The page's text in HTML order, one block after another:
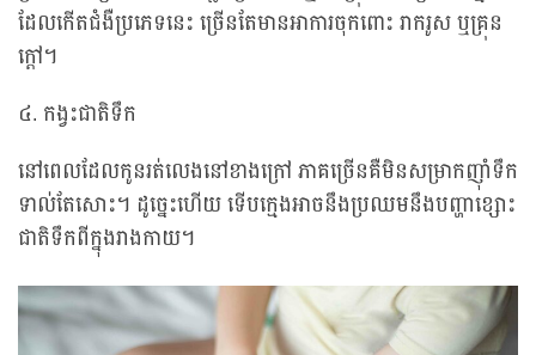
ដែលកើតជំងឺប្រភេទនេះ ច្រើនតែមានអាការចុកពោះ រាករូស ឬគ្រុន
ក្តៅ។
៤. កង្វះជាតិទឹក
នៅពេលដែលកូនរត់លេងនៅខាងក្រៅ ភាគច្រើនគឺមិនសម្រាកញ៉ាំទឹក
ទាល់តែសោះ។ ដូច្នេះហើយ ទើបក្មេងអាចនឹងប្រឈមនឹងបញ្ហាខ្សោះ
ជាតិទឹកពីក្នុងរាងកាយ។